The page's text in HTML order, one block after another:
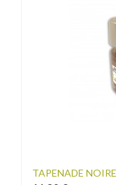
TAPENADE